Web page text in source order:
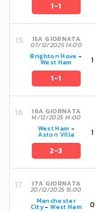
1-1
15A GIORNATA
07/12/2025 14:00
Brighton Hove -
West Ham
1-1
1
16A GIORNATA
14/12/2025 14:00
West Ham -
Aston Villa
2-3
1
17A GIORNATA
20/12/2025 15:00
Manchester
City-West Ham 0